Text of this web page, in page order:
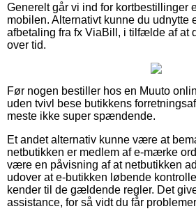
Generelt går vi ind for kortbestillinger
mobilen. Alternativt kunne du udnytte
afbetaling fra fx ViaBill, i tilfælde af at
over tid.
Før nogen bestiller hos en Muuto
uden tvivl bese butikkens
meste ikke super spændende.
Et andet alternativ kunne være at
netbutikken er medlem af e-mærke
være en påvisning af at netbutikken
udover at e-butikken løbende
kender til de gældende regler. Det
assistance, for så vidt du får